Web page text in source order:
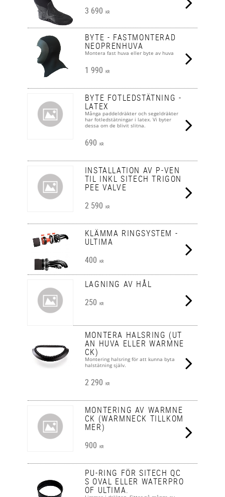
3 690 KR
BYTE - FASTMONTERAD
NEOPRENHUVA
Montera fast huva eller byte av huva
1 990 KR
BYTE FOTLEDSTÄTNING -
LATEX
Många paddeldräkter och segeldräkter
har fotledstätningar i latex. Vi byter
dessa om de blivit slitna.
690 KR
INSTALLATION AV P-VEN
TIL INKL SITECH TRIGON
PEE VALVE
2 590 KR
KLÄMMA RINGSYSTEM -
ULTIMA
400 KR
LAGNING AV HÅL
250 KR
MONTERA HALSRING (UT
AN HUVA ELLER WARMNE
CK)
Montering halsring för att kunna byta
halstätning själv.
2 290 KR
MONTERING AV WARMNE
CK (WARMNECK TILLKOM
MER)
900 KR
PU-RING FÖR SITECH QC
S OVAL ELLER WATERPRO
OF ULTIMA.